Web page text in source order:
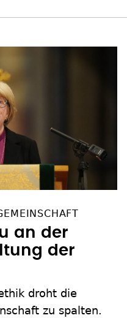
an der
der
droht die
zu spalten.